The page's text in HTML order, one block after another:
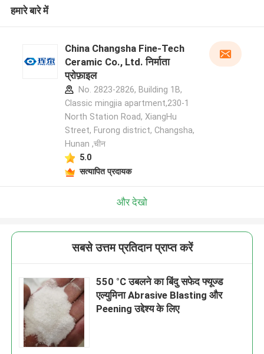
हमारे बारे में
China Changsha Fine-Tech
Ceramic Co., Ltd. निर्माता
प्रोफ़ाइल
No. 2823-2826, Building 1B,
Classic mingjia apartment,230-1
North Station Road, XiangHu
Street, Furong district, Changsha,
Hunan ,चीन
5.0
सत्यापित प्रदायक
और देखो
सबसे उत्तम प्रतिदान प्राप्त करें
550 °C उबलने का बिंदु सफेद फ्यूज्ड
एल्युमिना Abrasive Blasting और
Peening उद्देश्य के लिए